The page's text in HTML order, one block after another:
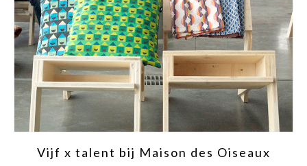
Vijf x talent bij Maison des Oiseaux